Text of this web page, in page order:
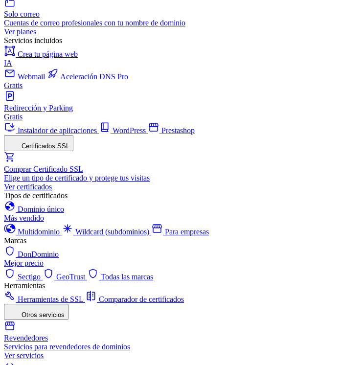
Solo correo
Cuentas de correo profesionales con tu nombre de dominio
Ver planes
Servicios incluidos
Crea tu página web
IA
Webmail
Aceleración DNS Pro
Gratis
Redirección y Parking
Gratis
Instalador de aplicaciones
WordPress Prestashop
Certificados SSL
Comprar Certificado SSL
Elige un tipo de certificado y protege tus visitas
Ver certificados
Tipos de certificados
Dominio único
Más vendido
Multidominio
Wildcard (subdominios)
Para empresas
Marcas
DonDominio
Mejor precio
Sectigo
GeoTrust
Todas las marcas
Herramientas
Herramientas de SSL
Comparador de certificados
Otros servicios
Revendedores
Servicios para revendedores de dominios
Ver servicios